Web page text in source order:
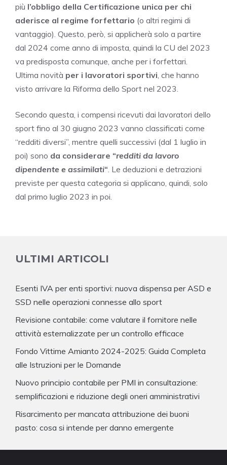
più l’obbligo della Certificazione unica per chi
aderisce al regime forfettario (o altri regimi di
vantaggio). Questo, però, si applicherà solo a partire
dal 2024 come anno di imposta, quindi la CU del 2023
va predisposta comunque, anche per i forfettari.
Ultima novità per i lavoratori sportivi, che hanno
visto arrivare la Riforma dello Sport nel 2023.
Secondo questa, i compensi ricevuti dai lavoratori dello
sport fino al 30 giugno 2023 vanno classificati come
“redditi diversi”, mentre quelli successivi (dal 1 luglio in
poi) sono da considerare “redditi da lavoro
dipendente e assimilati“. Le deduzioni e detrazioni
previste per questa categoria si applicano, quindi, solo
dal primo luglio 2023 in poi.
ULTIMI ARTICOLI
Esenti IVA per enti sportivi: nuova dispensa per ASD e
SSD nelle operazioni connesse allo sport
Revisione contabile: come valutare il fornitore nelle
attività esternalizzate per un controllo efficace
Fondo Vittime Amianto 2024-2025: Guida Completa
alle Istruzioni per le Domande
Nuovo principio contabile per PMI in consultazione:
semplificazioni e riduzione degli oneri amministrativi
Risarcimento per mancata attribuzione dei buoni
pasto: cosa si intende per danno emergente